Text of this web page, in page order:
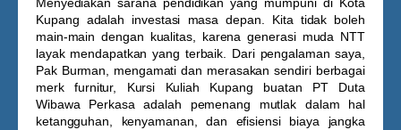
Kupang adalah investasi masa depan. Kita tidak boleh
main-main dengan kualitas, karena generasi muda NTT
layak mendapatkan yang terbaik. Dari pengalaman saya,
Pak Burman, mengamati dan merasakan sendiri berbagai
merk furnitur, Kursi Kuliah Kupang buatan PT Duta
Wibawa Perkasa adalah pemenang mutlak dalam hal
ketangguhan, kenyamanan, dan efisiensi biaya jangka